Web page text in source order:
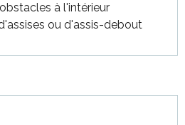
à l'intérieur
ou d'assis-debout